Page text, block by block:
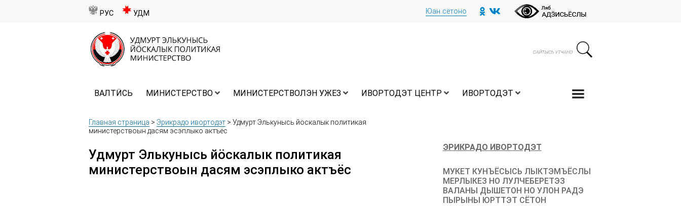
РУС УДМ Юан сётоно
ВАЛТӤСЬ МИНИСТЕРСТВО МИНИСТЕРСТВОЛЭН УЖЕЗ ИВОРТОДЭТ ЦЕНТР ИВОРТОДЭТ
Главная страница > Эрикрадо ивортодэт > Удмурт Элькунысь йöскалык политикая
министерствоын дасям эсэплыко актъёс
Удмурт Элькунысь йöскалык политикая
министерствоын дасям эсэплыко актъёс
ЭРИКРАДО ИВОРТОДЭТ
МУКЕТ КУНЪЁСЫСЬ ЛЫКТЭМЪЁСЛЫ
МЕРЛЫКЕЗ НО ЛУЛЧЕБЕРЕТЭЗ
ВАЛАНЫ ДЫШЕТОН НО УЛОН РАДЭ
ПЫРЫНЫ ЮРТТЭТ СЁТОН